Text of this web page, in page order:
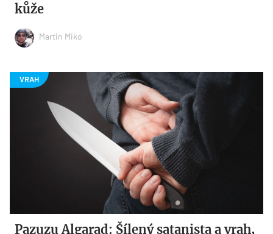
kůže
Martin Miko
Pazuzu Algarad: Šílený satanista a vrah,